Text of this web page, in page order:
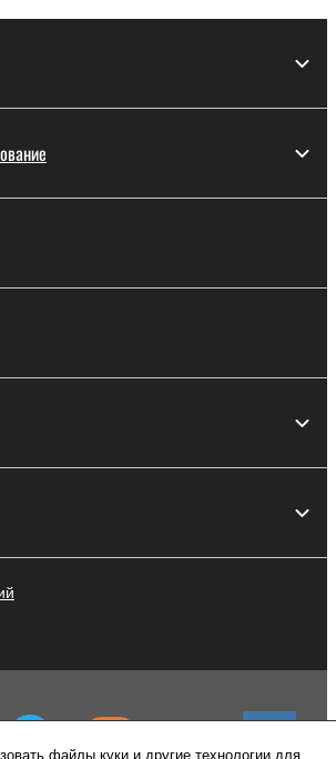
файлы куки и другие технологии для